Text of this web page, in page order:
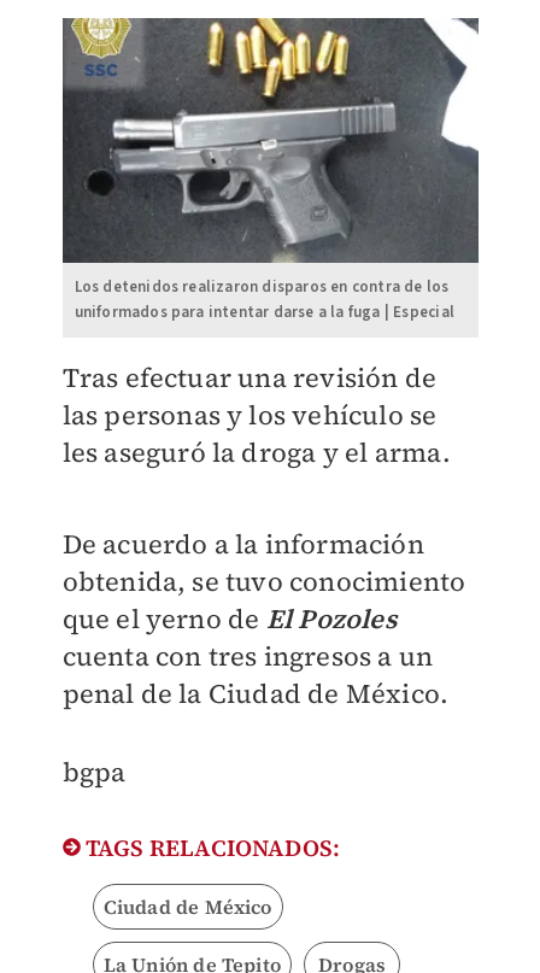
Los detenidos realizaron disparos en contra de los
uniformados para intentar darse a la fuga | Especial
Tras efectuar una revisión de
las personas y los vehículo se
les aseguró la droga y el arma.
De acuerdo a la información
obtenida, se tuvo conocimiento
que el yerno de El Pozoles
cuenta con tres ingresos a un
penal de la Ciudad de México.
bgpa
TAGS RELACIONADOS:
Ciudad de México
La Unión de Tepito Drogas